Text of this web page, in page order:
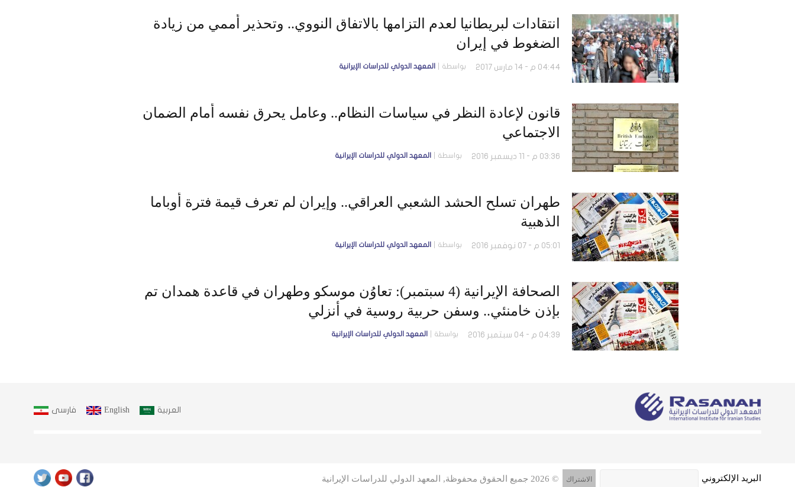
انتقادات لبريطانيا لعدم التزامها بالاتفاق النووي.. وتحذير أممي من زيادة
الضغوط في إيران
04:44 م - 14 مارس 2017 بواسطة المعهد الدولي للدراسات الإيرانية
قانون لإعادة النظر في سياسات النظام.. وعامل يحرق نفسه أمام الضمان
الاجتماعي
03:36 م - 11 ديسمبر 2016 بواسطة المعهد الدولي للدراسات الإيرانية
طهران تسلح الحشد الشعبي العراقي.. وإيران لم تعرف قيمة فترة أوباما
الذهبية
05:01 م - 07 نوفمبر 2016 بواسطة المعهد الدولي للدراسات الإيرانية
الصحافة الإيرانية (4 سبتمبر): تعاوُن موسكو وطهران في قاعدة همدان تم
بإذن خامنئي.. وسفن حربية روسية في أنزلي
04:39 م - 04 سبتمبر 2016 بواسطة المعهد الدولي للدراسات الإيرانية
العربية English فارسى
البريد الإلكتروني © 2026 جميع الحقوق محفوظة, المعهد الدولي للدراسات الإيرانية